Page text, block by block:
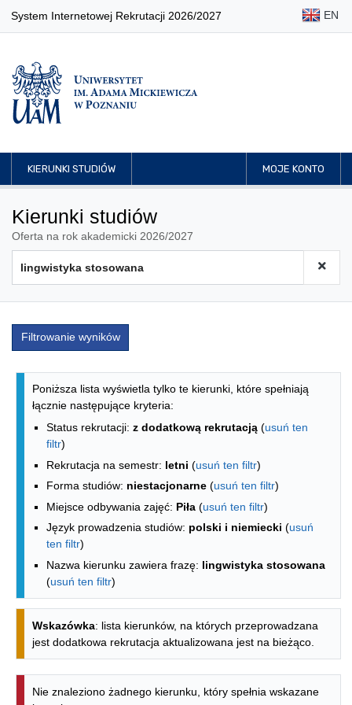
System Internetowej Rekrutacji 2026/2027 EN
KIERUNKI STUDIÓW MOJE KONTO
Kierunki studiów
Oferta na rok akademicki 2026/2027
Filtrowanie wyników
Lista kierunków - indeks alfabetyczny
Poniższa lista wyświetla tylko te kierunki, które spełniają
łącznie następujące kryteria:
Status rekrutacji: z dodatkową rekrutacją (usuń ten
filtr)
Rekrutacja na semestr: letni (usuń ten filtr)
Forma studiów: niestacjonarne (usuń ten filtr)
Miejsce odbywania zajęć: Piła (usuń ten filtr)
Język prowadzenia studiów: polski i niemiecki (usuń
ten filtr)
Nazwa kierunku zawiera frazę: lingwistyka stosowana
(usuń ten filtr)
Wskazówka: lista kierunków, na których przeprowadzana
jest dodatkowa rekrutacja aktualizowana jest na bieżąco.
Nie znaleziono żadnego kierunku, który spełnia wskazane